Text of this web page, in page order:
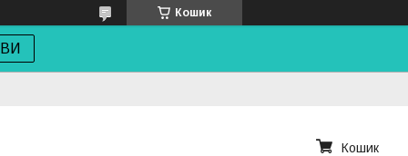
Кошик
Кошик